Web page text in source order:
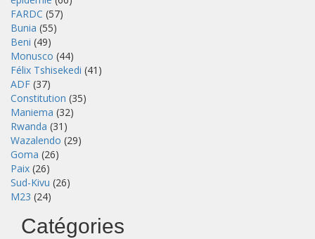
FARDC (57)
Bunia (55)
Beni (49)
Monusco (44)
Félix Tshisekedi (41)
ADF (37)
Constitution (35)
Maniema (32)
Rwanda (31)
Wazalendo (29)
Goma (26)
Paix (26)
Sud-Kivu (26)
M23 (24)
Catégories